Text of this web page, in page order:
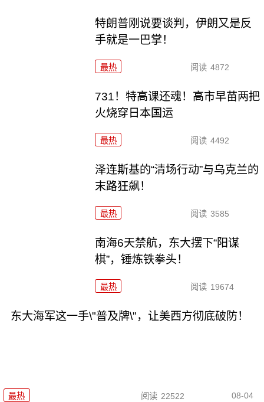
特朗普刚说要谈判，伊朗又是反
手就是一巴掌！
最热 阅读 4872
731！特高课还魂！高市早苗两把
火烧穿日本国运
最热 阅读 4492
泽连斯基的“清场行动”与乌克兰的
末路狂飙！
最热 阅读 3585
南海6天禁航，东大摆下“阳谋
棋”，锤炼铁拳头！
最热 阅读 19674
东大海军这一手\"普及牌\"，让美西方彻底破防！
最热 阅读 22522 08-04